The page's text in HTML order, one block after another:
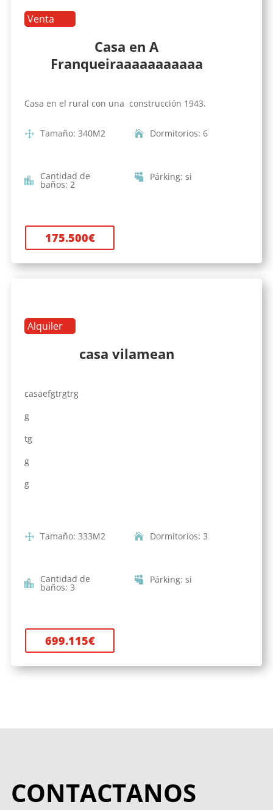
Venta
Casa en A
Franqueiraaaaaaaaaaa
Casa en el rural con una construcción 1943.
Tamaño: 340M2 Dormitorios: 6
Cantidad de
baños: 2
Párking: si
175.500€
Alquiler
casa vilamean
casaefgtrgtrg
g
tg
g
g
Tamaño: 333M2 Dormitorios: 3
Cantidad de
baños: 3
Párking: si
699.115€
CONTACTANOS